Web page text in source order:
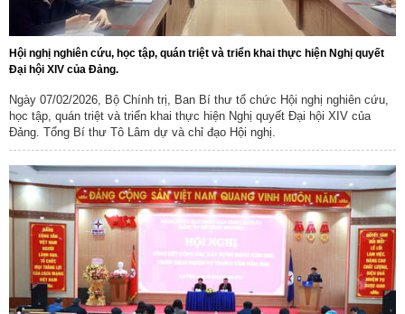
Hội nghị nghiên cứu, học tập, quán triệt và triển khai thực hiện Nghị quyết
Đại hội XIV của Đảng.
Ngày 07/02/2026, Bộ Chính trị, Ban Bí thư tổ chức Hội nghị nghiên cứu,
học tập, quán triệt và triển khai thực hiện Nghị quyết Đại hội XIV của
Đảng. Tổng Bí thư Tô Lâm dự và chỉ đạo Hội nghị.